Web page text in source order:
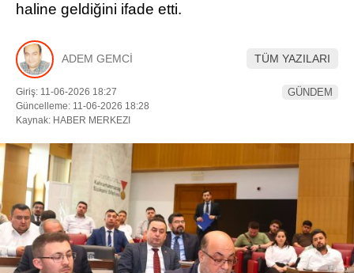
Facebook
Instagram
YEREL HABERLER
haline geldiğini ifade etti.
ADEM GEMCİ TÜM YAZILARI
Giriş: 11-06-2026 18:27
Güncelleme: 11-06-2026 18:28
Kaynak: HABER MERKEZI
GÜNDEM